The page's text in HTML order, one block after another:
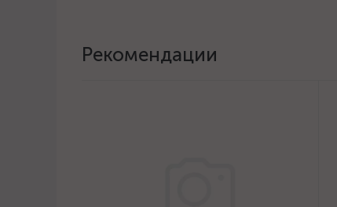
Рекомендации